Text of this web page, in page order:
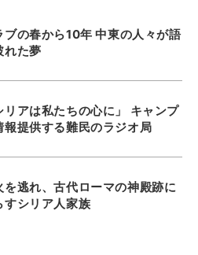
ブの春から10年 中東の人々が語
れた夢
リアは私たちの心に」 キャンプ
報提供する難民のラジオ局
を逃れ、古代ローマの神殿跡に
すシリア人家族